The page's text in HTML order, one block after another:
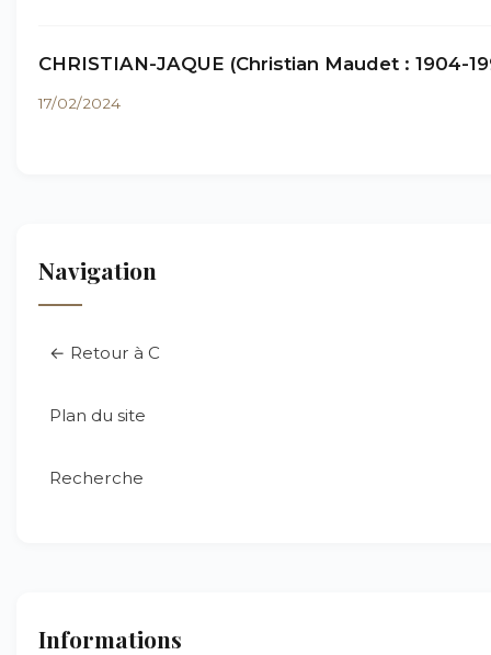
CHRISTIAN-JAQUE (Christian Maudet : 1904-
17/02/2024
Navigation
← Retour à C
Plan du site
Recherche
Informations